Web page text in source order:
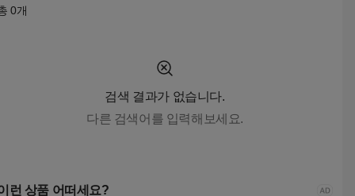
0개
검색 결과가 없습니다.
다른 검색어를 입력해보세요.
런 상품 어떠세요?